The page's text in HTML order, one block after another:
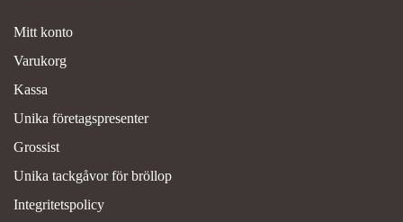
Mitt konto
Varukorg
Kassa
Unika företagspresenter
Grossist
Unika tackgåvor för bröllop
Integritetspolicy